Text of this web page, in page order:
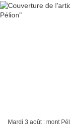
Mardi 3 août : mont